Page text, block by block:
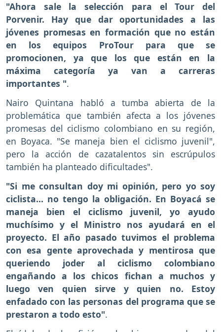
"Ahora sale la selección para el Tour del
Porvenir. Hay que dar oportunidades a las
jóvenes promesas en formación que no están
en los equipos ProTour para que se
promocionen, ya que los que están en la
máxima categoría ya van a carreras
importantes ".
Nairo Quintana habló a tumba abierta de la
problemática que también afecta a los jóvenes
promesas del ciclismo colombiano en su región,
en Boyaca. "Se maneja bien el ciclismo juvenil",
pero la acción de cazatalentos sin escrúpulos
también ha planteado dificultades".
"Si me consultan doy mi opinión, pero yo soy
ciclista... no tengo la obligación. En Boyacá se
maneja bien el ciclismo juvenil, yo ayudo
muchísimo y el Ministro nos ayudará en el
proyecto. El año pasado tuvimos el problema
con esa gente aprovechada y mentirosa que
queriendo joder al ciclismo colombiano
engañando a los chicos fichan a muchos y
luego ven quien sirve y quien no. Estoy
enfadado con las personas del programa que se
prestaron a todo esto".